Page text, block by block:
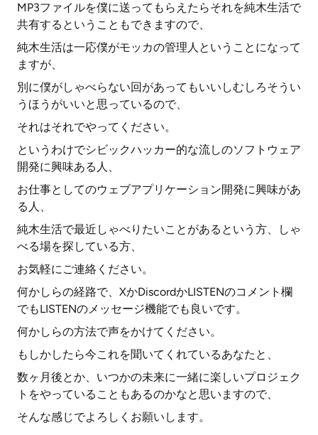
MP3ファイルを僕に送ってもらえたらそれを純木生活で
共有するということもできますので、
純木生活は一応僕がモッカの管理人ということになって
ますが、
別に僕がしゃべらない回があってもいいしむしろそうい
うほうがいいと思っているので、
それはそれでやってください。
というわけでシビックハッカー的な流しのソフトウェア
開発に興味ある人、
お仕事としてのウェブアプリケーション開発に興味があ
る人、
純木生活で最近しゃべりたいことがあるという方、しゃ
べる場を探している方、
お気軽にご連絡ください。
何かしらの経路で、XかDiscordかLISTENのコメント欄
でもLISTENのメッセージ機能でも良いです。
何かしらの方法で声をかけてください。
もしかしたら今これを聞いてくれているあなたと、
数ヶ月後とか、いつかの未来に一緒に楽しいプロジェク
トをやっていることもあるのかなと思いますので、
そんな感じでよろしくお願いします。